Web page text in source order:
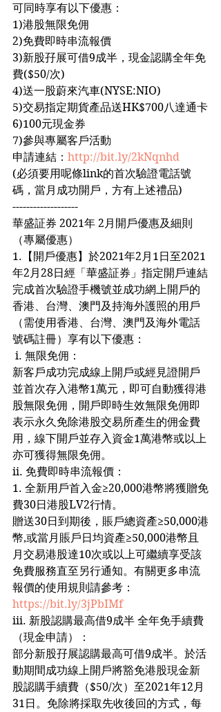
可同時享有以下優惠：
1)港股無限免佣
2)免費即時串流報價
3)新股孖展可借9成半，現金認購全年免
費($50/次)
4)送一股蔚來汽車(NYSE:NIO)
5)交易指定期貨產品送HK$700八達通卡
6)100元現金券
7)參與專屬客戶活動
申請連結： http://bit.ly/2kNqnhd
(必須要用呢條link的首次驗證電話號
碼，當月成功開戶，方有上述禮品)
-------------------
華盛証券 2021年 2月開戶優惠及細則
（專屬優惠）
1.【開戶優惠】於2021年2月1日至2021
年2月28日經「華盛証券」指定開戶連結
完成首次驗證手機號並成功網上開戶的
香港、台灣、澳門及持海外護照的用戶
（需使用香港、台灣、澳門及海外電話
號碼註冊）享有以下優惠：
i. 無限免佣：
新客戶成功完成線上開戶或經見證開戶
並首次存入港幣1萬元，即可自動獲得港
股無限免佣，開戶即時生效無限免佣即
表示永久免除港股交易所產生的佣金費
用，線下開戶並存入資金1萬港幣或以上
亦可獲得無限免佣。
ii. 免費即時串流報價：
1. 全新用戶首入金≥20,000港幣將獲贈免
費30日港股LV2行情。
贈送30日到期後，賬戶總資產≥50,000港
幣,或當月賬戶日均資產≥50,000港幣且
月交易港股達10次或以上可繼續享受該
免費服務直至另行通知。有關更多串流
報價的使用規則請參考：
https://bit.ly/3jPbIMf
iii. 新股認購最高借9成半 全年免手續費
（現金申請）：
部分新股孖展認購最高可借9成半。於活
動期間成功線上開戶將豁免港股現金新
股認購手續費（$50/次）至2021年12月
31日。免除將採取先收後回的方式，每